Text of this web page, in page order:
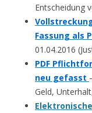
Entscheidung
Fassung als
01.04.2016
PDF
neu gefasst
Geld,